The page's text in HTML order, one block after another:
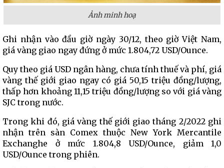
Ảnh minh hoạ
Ghi nhận vào đầu giờ ngày 30/12, theo giờ Việt Nam,
giá vàng giao ngay đứng ở mức 1.804,72 USD/Ounce.
Quy theo giá USD ngân hàng, chưa tính thuế và phí, giá
vàng thế giới giao ngay có giá 50,15 triệu đồng/lượng,
thấp hơn khoảng 11,15 triệu đồng/lượng so với giá vàng
SJC trong nước.
Trong khi đó, giá vàng thế giới giao tháng 2/2022 ghi
nhận trên sàn Comex thuộc New York Mercantile
Exchanghe ở mức 1.804,8 USD/Ounce, giảm 1,0
USD/Ounce trong phiên.